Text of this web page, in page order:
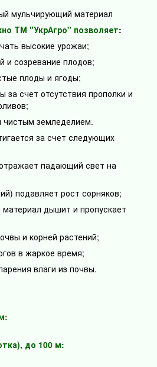
мульчирующий материал
ТМ "УкрАгро" позволяет:
высокие урожаи;
и созревание плодов;
плоды и ягоды;
за счет отсутствия прополки и
чистым земледелием.
за счет следующих
падающий свет на
подавляет рост сорняков;
дышит и пропускает
и корней растений;
в жаркое время;
влаги из почвы.
до 100 м: